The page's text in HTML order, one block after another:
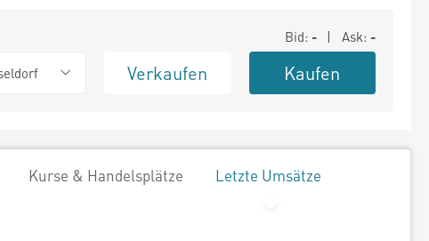
Bid: - | Ask: -
Verkaufen Kaufen
Kurse & Handelsplätze Letzte Umsätze